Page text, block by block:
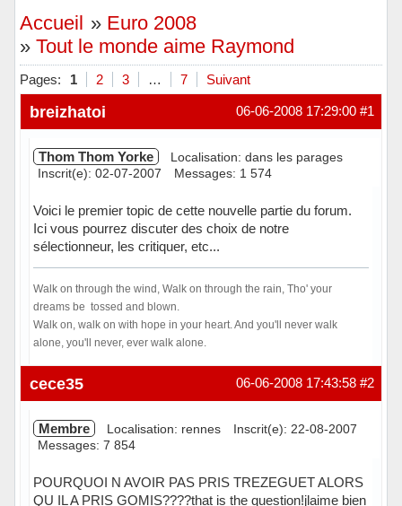
Accueil » Euro 2008
» Tout le monde aime Raymond
Pages: 1 2 3 … 7 Suivant
#1
06-06-2008 17:29:00
breizhatoi
Thom Thom Yorke
Localisation: dans les parages
Inscrit(e): 02-07-2007
Messages: 1 574
Voici le premier topic de cette nouvelle partie du forum.
Ici vous pourrez discuter des choix de notre
sélectionneur, les critiquer, etc...
Walk on through the wind, Walk on through the rain, Tho' your
dreams be tossed and blown.
Walk on, walk on with hope in your heart. And you'll never walk
alone, you'll never, ever walk alone.
Hors ligne #2
06-06-2008 17:43:58
cece35
Membre Localisation: rennes
Inscrit(e): 22-08-2007
Messages: 7 854
POURQUOI N AVOIR PAS PRIS TREZEGUET ALORS
QU IL A PRIS GOMIS????that is the question!jlaime bien